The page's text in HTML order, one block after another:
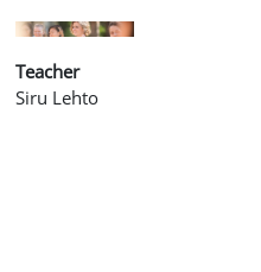
Teacher
Siru Lehto